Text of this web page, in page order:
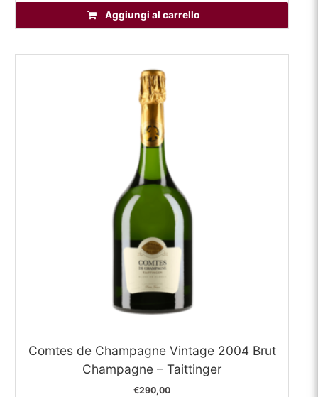
Aggiungi al carrello
Comtes de Champagne Vintage 2004 Brut
Champagne – Taittinger
€290,00